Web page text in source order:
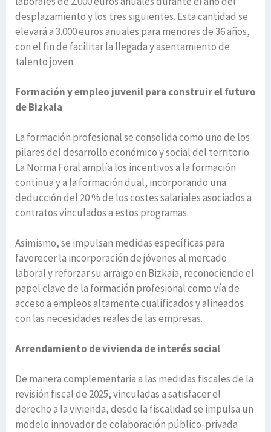
desplazamiento y los tres siguientes. Esta cantidad se
elevará a 3.000 euros anuales para menores de 36 años,
con el fin de facilitar la llegada y asentamiento de
talento joven.
Formación y empleo juvenil para construir el futuro
de Bizkaia
La formación profesional se consolida como uno de los
pilares del desarrollo económico y social del territorio.
La Norma Foral amplía los incentivos a la formación
continua y a la formación dual, incorporando una
deducción del 20 % de los costes salariales asociados a
contratos vinculados a estos programas.
Asimismo, se impulsan medidas específicas para
favorecer la incorporación de jóvenes al mercado
laboral y reforzar su arraigo en Bizkaia, reconociendo el
papel clave de la formación profesional como vía de
acceso a empleos altamente cualificados y alineados
con las necesidades reales de las empresas.
Arrendamiento de vivienda de interés social
De manera complementaria a las medidas fiscales de la
revisión fiscal de 2025, vinculadas a satisfacer el
derecho a la vivienda, desde la fiscalidad se impulsa un
modelo innovador de colaboración público-privada